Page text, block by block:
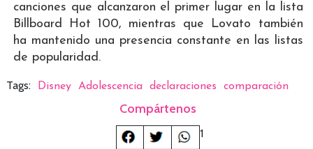
canciones que alcanzaron el primer lugar en la lista
Billboard Hot 100, mientras que Lovato también
ha mantenido una presencia constante en las listas
de popularidad.
Tags: Disney Adolescencia declaraciones comparación
Compártenos
1